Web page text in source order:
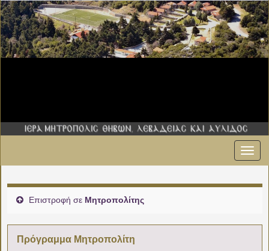
Επιστροφή σε Μητροπολίτης
Πρόγραμμα Μητροπολίτη
02:00